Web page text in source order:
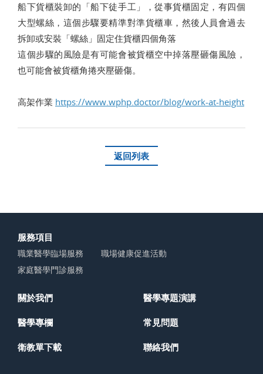
船下貨櫃裝卸的「船下徒手工」，從事貨櫃固定，有四個
大型螺絲，這個步驟要精準對準貨櫃車，然後人員會過去
拆卸或安裝「螺絲」固定住貨櫃四個角落
這個步驟的風險是有可能會被貨櫃空中掉落壓砸傷風險，
也可能會被貨櫃角捲夾壓砸傷。
高架作業 https://www.wphp.doctor/blog/work-at-height
返回列表
服務項目
職業醫學臨場服務
職場健康促進活動
家庭醫學門診服務
關於我們 醫學專題演講
醫學專欄 常見問題
衛教單下載 聯絡我們